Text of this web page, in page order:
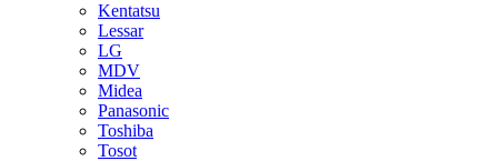
Kentatsu
Lessar
LG
MDV
Midea
Panasonic
Toshiba
Tosot